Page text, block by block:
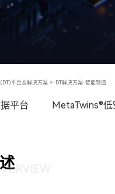
平台及解决方案 > DT解决方案-智能制造
平台 MetaTwins®